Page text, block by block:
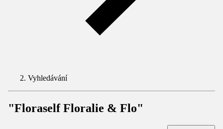
Vyhledávání
"Floraself Floralie & Flo"